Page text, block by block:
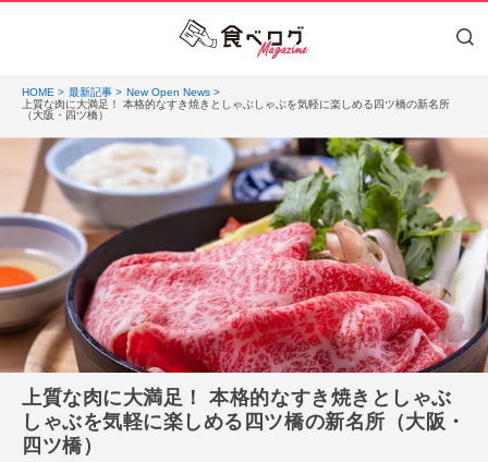
HOME 最新記事
New Open News
上質な肉に大満足！ 本格的なすき焼きとしゃぶしゃぶを気軽に楽しめる四ツ橋の新名所
（大阪・四ツ橋）
上質な肉に大満足！ 本格的なすき焼きとしゃぶ
しゃぶを気軽に楽しめる四ツ橋の新名所（大阪・
四ツ橋）